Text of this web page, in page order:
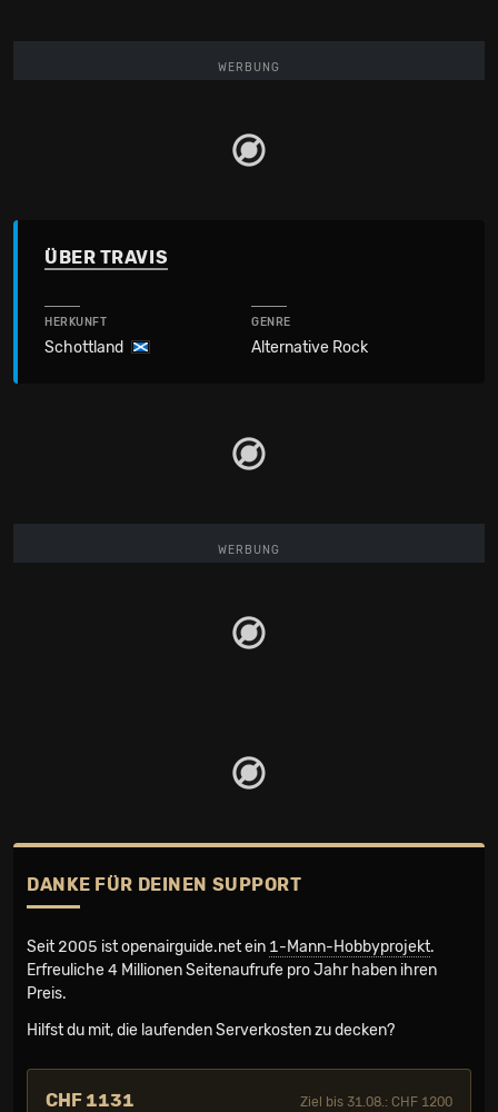
WERBUNG
ÜBER TRAVIS
HERKUNFT
Schottland
GENRE
Alternative Rock
WERBUNG
DANKE FÜR DEINEN SUPPORT
Seit 2005 ist openairguide.net ein 1-Mann-Hobbyprojekt.
Erfreuliche 4 Millionen Seiten­aufrufe pro Jahr haben ihren
Preis.
Hilfst du mit, die laufenden Serverkosten zu decken?
CHF 1131 Ziel bis 31.08.: CHF 1200